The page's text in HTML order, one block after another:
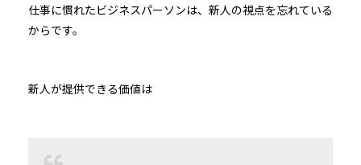
仕事に慣れたビジネスパーソンは、新人の視点を忘れている
からです。
新人が提供できる価値は